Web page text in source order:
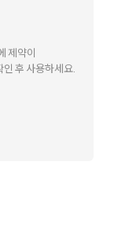
제약이
인 후 사용하세요.